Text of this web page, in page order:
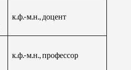
к.ф.-м.н., доцент
к.ф.-м.н., профессор